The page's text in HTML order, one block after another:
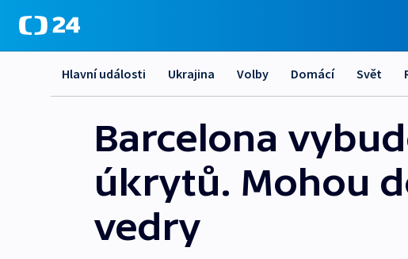
Hlavní události Ukrajina Volby Domácí Svět
Barcelona
úkrytů. Mohou
vedry